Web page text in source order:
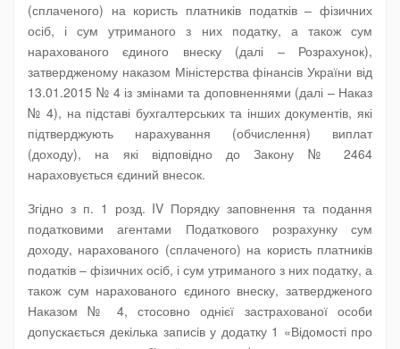
(сплаченого) на користь платників податків – фізичних
осіб, і сум утриманого з них податку, а також сум
нарахованого єдиного внеску (далі – Розрахунок),
затвердженому наказом Міністерства фінансів України від
13.01.2015 № 4 із змінами та доповненнями (далі – Наказ
№ 4), на підставі бухгалтерських та інших документів, які
підтверджують нарахування (обчислення) виплат
(доходу), на які відповідно до Закону № 2464
нараховується єдиний внесок.
Згідно з п. 1 розд. IV Порядку заповнення та подання
податковими агентами Податкового розрахунку сум
доходу, нарахованого (сплаченого) на користь платників
податків – фізичних осіб, і сум утриманого з них податку, а
також сум нарахованого єдиного внеску, затвердженого
Наказом № 4, стосовно однієї застрахованої особи
допускається декілька записів у додатку 1 «Відомості про